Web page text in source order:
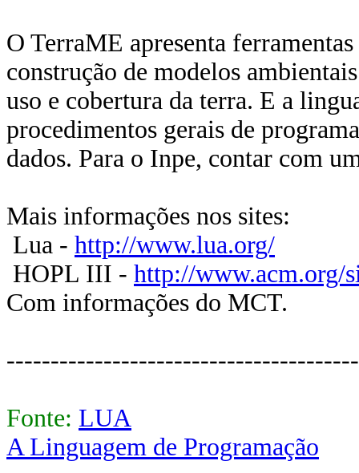
O TerraME apresenta
construção de modelos
uso e cobertura da terra. E a
procedimentos gerais de
dados. Para o Inpe, contar com
Mais informações nos sites:
Lua - http://www.lua.org/
HOPL III - http://www.acm.org/
Com informações do MCT.
Fonte: LUA
A Linguagem de Programação